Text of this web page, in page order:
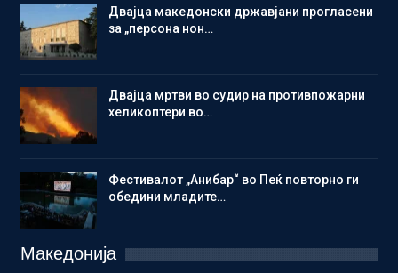
Двајца македонски државјани прогласени
за „персона нон…
Двајца мртви во судир на противпожарни
хеликоптери во…
Фестивалот „Анибар“ во Пеќ повторно ги
обедини младите…
Македонија